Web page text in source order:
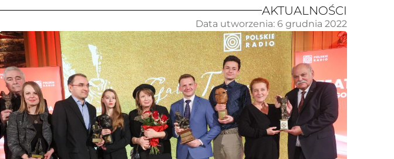
AKTUALNOŚCI
Data utworzenia: 6 grudnia 2022